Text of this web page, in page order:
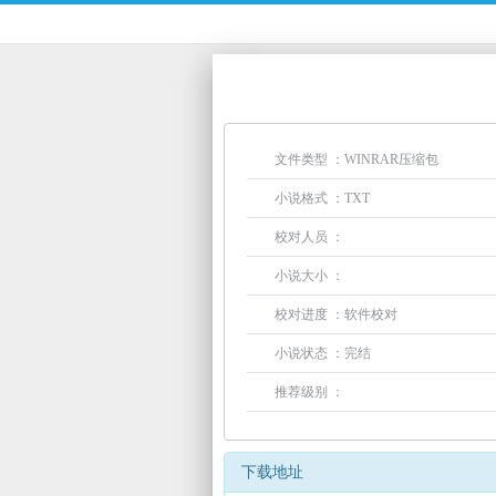
文件类型 ：WINRAR压缩包
小说格式 ：TXT
校对人员 ：
小说大小 ：
校对进度 ：软件校对
小说状态 ：完结
推荐级别 ：
下载地址